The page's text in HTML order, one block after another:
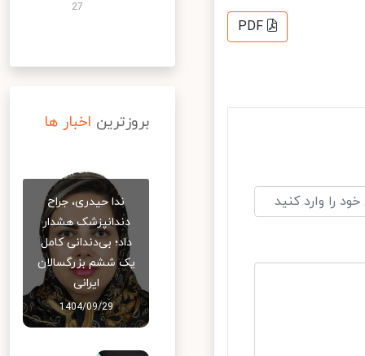
PDF
27
بروزترین اخبار ها
ندا حیدری، جراح
دندانپزشک هشدار
داد؛ بی‌دندانی کامل
یک ششم بزرگسالان
ایرانی
1404/09/29